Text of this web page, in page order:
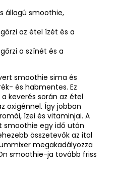
állagú smoothie,
az étel ízét és a
a színét és a
smoothie sima és
és habmentes. Ez
keverés során az étel
oxigénnel. Így jobban
ízei és vitaminjai. A
smoothie egy idő után
összetevők az ital
megakadályozza
smoothie-ja tovább friss